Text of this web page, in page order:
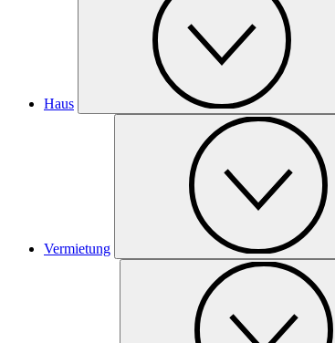
Haus
Vermietung